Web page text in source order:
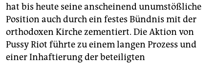
hat bis heute seine anscheinend unumstößliche
Position auch durch ein festes Bündnis mit der
orthodoxen Kirche zementiert. Die Aktion von
Pussy Riot führte zu einem langen Prozess und
einer Inhaftierung der beteiligten